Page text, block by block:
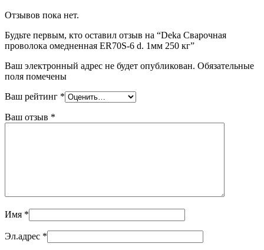
Отзывов пока нет.
Будьте первым, кто оставил отзыв на “Deka Сварочная
проволока омедненная ER70S-6 d. 1мм 250 кг”
Ваш электронный адрес не будет опубликован. Обязательные
поля помечены
Ваш рейтинг *
Ваш отзыв *
Имя *
Эл.адрес *